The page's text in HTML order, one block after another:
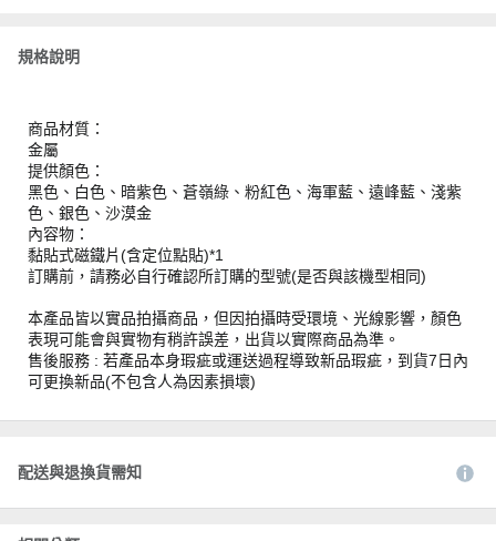
規格說明
商品材質：
金屬
提供顏色：
黑色、白色、暗紫色、蒼嶺綠、粉紅色、海軍藍、遠峰藍、淺紫
色、銀色、沙漠金
內容物：
黏貼式磁鐵片(含定位點貼)*1
訂購前，請務必自行確認所訂購的型號(是否與該機型相同)
本產品皆以實品拍攝商品，但因拍攝時受環境、光線影響，顏色
表現可能會與實物有稍許誤差，出貨以實際商品為準。
售後服務 : 若產品本身瑕疵或運送過程導致新品瑕疵，到貨7日內
可更換新品(不包含人為因素損壞)
配送與退換貨需知